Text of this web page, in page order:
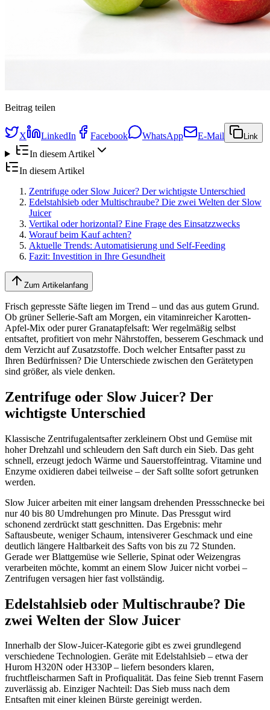
Beitrag teilen
X LinkedIn Facebook WhatsApp E-Mail Link
In diesem Artikel
In diesem Artikel
Zentrifuge oder Slow Juicer? Der wichtigste Unterschied
Edelstahlsieb oder Multischraube? Die zwei Welten der Slow
Juicer
Vertikal oder horizontal? Eine Frage des Einsatzzwecks
Worauf beim Kauf achten?
Aktuelle Trends: Automatisierung und Self-Feeding
Fazit: Investition in Ihre Gesundheit
Zum Artikelanfang
Frisch gepresste Säfte liegen im Trend – und das aus gutem Grund.
Ob grüner Sellerie-Saft am Morgen, ein vitaminreicher Karotten-
Apfel-Mix oder purer Granatapfelsaft: Wer regelmäßig selbst
entsaftet, profitiert von mehr Nährstoffen, besserem Geschmack und
dem Verzicht auf Zusatzstoffe. Doch welcher Entsafter passt zu
Ihren Bedürfnissen? Die Unterschiede zwischen den Gerätetypen
sind größer, als viele denken.
Zentrifuge oder Slow Juicer? Der
wichtigste Unterschied
Klassische Zentrifugalentsafter zerkleinern Obst und Gemüse mit
hoher Drehzahl und schleudern den Saft durch ein Sieb. Das geht
schnell, erzeugt jedoch Wärme und Sauerstoffeintrag. Vitamine und
Enzyme oxidieren dabei teilweise – der Saft sollte sofort getrunken
werden.
Slow Juicer arbeiten mit einer langsam drehenden Pressschnecke bei
nur 40 bis 80 Umdrehungen pro Minute. Das Pressgut wird
schonend zerdrückt statt geschnitten. Das Ergebnis: mehr
Saftausbeute, weniger Schaum, intensiverer Geschmack und eine
deutlich längere Haltbarkeit des Safts von bis zu 72 Stunden.
Gerade wer Blattgemüse wie Sellerie, Spinat oder Weizengras
verarbeiten möchte, kommt an einem Slow Juicer nicht vorbei –
Zentrifugen versagen hier fast vollständig.
Edelstahlsieb oder Multischraube? Die
zwei Welten der Slow Juicer
Innerhalb der Slow-Juicer-Kategorie gibt es zwei grundlegend
verschiedene Technologien. Geräte mit Edelstahlsieb – etwa der
Hurom H320N oder H330P – liefern besonders klaren,
fruchtfleischarmen Saft in Profiqualität. Das feine Sieb trennt Fasern
zuverlässig ab. Einziger Nachteil: Das Sieb muss nach dem
Entsaften mit einer kleinen Bürste gereinigt werden.